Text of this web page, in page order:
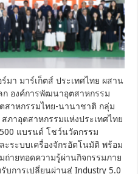
มา มาร์เก็ตส์ ประเทศไทย ผสาน
องค์การพัฒนาอุตสาหกรรม
สาหกรรมไทย-นานาชาติ กลุ่ม
ภาอุตสาหกรรมแห่งประเทศไทย
แบรนด์ โชว์นวัตกรรม
ระบบเครื่องจักรอัตโนมัติ พร้อม
ายทอดความรู้ผ่านกิจกรรมภาย
บการเปลี่ยนผ่านสู่ Industry 5.0